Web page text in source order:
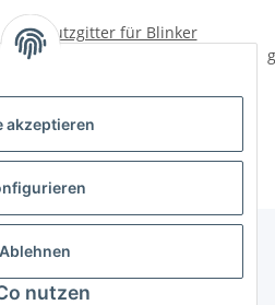
akzeptieren
Ablehnen
nutzen
Schutzgitter für Blinker
Mercedes G-Klasse